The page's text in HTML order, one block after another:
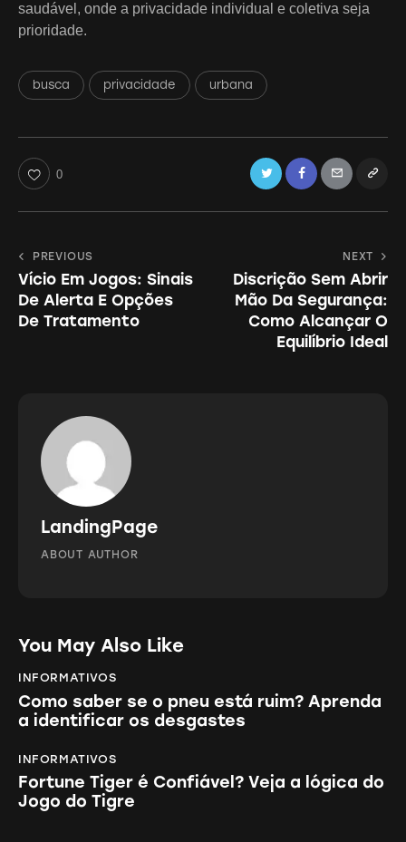
saudável, onde a privacidade individual e coletiva seja
prioridade.
busca privacidade urbana
0 Twitter FacebookEmail Copy
Navegação
de
Post
PREVIOUS
Vício Em Jogos: Sinais
De Alerta E Opções
De Tratamento
NEXT
Discrição Sem Abrir
Mão Da Segurança:
Como Alcançar O
Equilíbrio Ideal
LandingPage
ABOUT AUTHOR
You May Also Like
INFORMATIVOS
Como saber se o pneu está ruim? Aprenda
a identificar os desgastes
INFORMATIVOS
Fortune Tiger é Confiável? Veja a lógica do
Jogo do Tigre